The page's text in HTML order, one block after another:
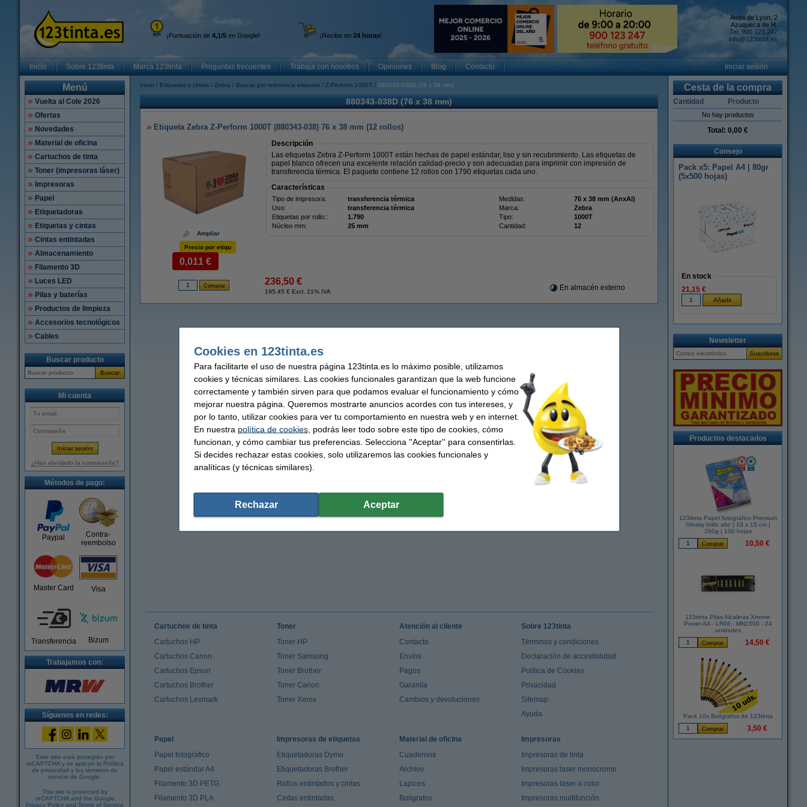
¡Puntuación de 4,1/5 en Google! ¡Recibe en 24 horas!
Avda de Lyon, 2
Azuqueca de H.
Tel: 900 123 247
info@123tinta.es
Inicio Sobre 123tinta Marca 123tinta Preguntas frecuentes Trabaja con nosotros Opiniones Blog Contacto Iniciar sesión
Menú
Vuelta al Cole 2026
Ofertas
Novedades
Material de oficina
Cartuchos de tinta
Toner (impresoras láser)
Impresoras
Papel
Etiquetadoras
Etiquetas y cintas
Cintas entintadas
Almacenamiento
Filamento 3D
Luces LED
Pilas y baterías
Productos de limpieza
Accesorios tecnológicos
Cables
Buscar producto
Buscar
Mi cuenta
¿Has olvidado la contraseña?
Métodos de pago:
Paypal
Contra-
reembolso
Master Card Visa
Transferencia Bizum
Trabajamos con:
Síguenos en redes:
Este sitio está protegido por
reCAPTCHA y se aplican la Política
de privacidad y los términos de
servicio de Google
This site is protected by
reCAPTCHA and the Google
Privacy Policy and Terms of Service
Inicio Etiquetas y cintas Zebra Buscar por referencia etiqueta Z-Perform 1000T 880343-038D (76 x 38 mm)
880343-038D (76 x 38 mm)
Etiqueta Zebra Z-Perform 1000T (880343-038) 76 x 38 mm (12 rollos)
Ampliar
Descripción
Las etiquetas Zebra Z-Perform 1000T están hechas de papel estándar, liso y sin recubrimiento. Las etiquetas de
papel blanco ofrecen una excelente relación calidad-precio y son adecuadas para imprimir con impresión de
transferencia térmica. El paquete contiene 12 rollos con 1790 etiquetas cada uno.
Características
Tipo de impresora: transferencia térmica Medidas:
76 x 38 mm (AnxAl)
Uso:
transferencia térmica Marca:
Zebra
Etiquetas por rollo::
1.790 Tipo:
1000T
Núcleo mm:
25 mm Cantidad: 12
Precio por etiqu
0,011 €
236,50 €
195,45 € Excl. 21% IVA En almacén externo
Cesta de la compra
Cantidad Producto
No hay productos
Total: 0,00 €
Consejo
Pack x5: Papel A4 | 80gr
(5x500 hojas)
En stock
21,15 €
Newsletter
Productos destacados
123tinta Papel fotográfico Premium
Glossy brillo alto | 10 x 15 cm |
260g | 100 hojas
10,50 €
123tinta Pilas Alcalinas Xtreme
Power AA - LR06 - MN1500 - 24
unidades
14,50 €
Pack 10x Bolígrafos de 123tinta
3,50 €
Cartuchos de tinta
Cartuchos HP
Cartuchos Canon
Cartuchos Epson
Cartuchos Brother
Cartuchos Lexmark
Toner
Toner HP
Toner Samsung
Toner Brother
Toner Canon
Toner Xerox
Atención al cliente
Contacto
Envíos
Pagos
Garantía
Cambios y devoluciones
Sobre 123tinta
Términos y condiciones
Declaración de accesibilidad
Política de Cookies
Privacidad
Sitemap
Ayuda
Papel
Papel fotográfico
Papel estándar A4
Filamento 3D PETG
Filamento 3D PLA
Impresoras de etiquetas
Etiquetadoras Dymo
Etiquetadoras Brother
Rollos entintados y cintas
Cintas entintadas
Material de oficina
Cuadernos
Archivo
Lapices
Boligrafos
Impresoras
Impresoras de tinta
Impresoras laser monocromo
Impresoras laser a color
Impresoras multifunción
Cookies en 123tinta.es
Para facilitarte el uso de nuestra página 123tinta.es lo máximo posible, utilizamos
cookies y técnicas similares. Las cookies funcionales garantizan que la web funcione
correctamente y también sirven para que podamos evaluar el funcionamiento y cómo
mejorar nuestra página. Queremos mostrarte anuncios acordes con tus intereses, y
por lo tanto, utilizar cookies para ver tu comportamiento en nuestra web y en internet.
En nuestra política de cookies, podrás leer todo sobre este tipo de cookies, cómo
funcionan, y cómo cambiar tus preferencias. Selecciona ''Aceptar'' para consentirlas.
Si decides rechazar estas cookies, solo utilizaremos las cookies funcionales y
analíticas (y técnicas similares).
Rechazar Aceptar